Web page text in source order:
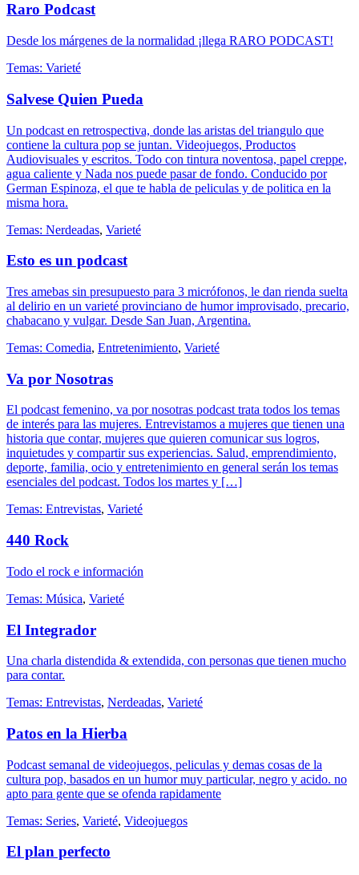
Raro Podcast
Desde los márgenes de la normalidad ¡llega RARO PODCAST!
Temas: Varieté
Salvese Quien Pueda
Un podcast en retrospectiva, donde las aristas del triangulo que
contiene la cultura pop se juntan. Videojuegos, Productos
Audiovisuales y escritos. Todo con tintura noventosa, papel creppe,
agua caliente y Nada nos puede pasar de fondo. Conducido por
German Espinoza, el que te habla de peliculas y de politica en la
misma hora.
Temas: Nerdeadas, Varieté
Esto es un podcast
Tres amebas sin presupuesto para 3 micrófonos, le dan rienda suelta
al delirio en un varieté provinciano de humor improvisado, precario,
chabacano y vulgar. Desde San Juan, Argentina.
Temas: Comedia, Entretenimiento, Varieté
Va por Nosotras
El podcast femenino, va por nosotras podcast trata todos los temas
de interés para las mujeres. Entrevistamos a mujeres que tienen una
historia que contar, mujeres que quieren comunicar sus logros,
inquietudes y compartir sus experiencias. Salud, emprendimiento,
deporte, familia, ocio y entretenimiento en general serán los temas
esenciales del podcast. Todos los martes y […]
Temas: Entrevistas, Varieté
440 Rock
Todo el rock e información
Temas: Música, Varieté
El Integrador
Una charla distendida & extendida, con personas que tienen mucho
para contar.
Temas: Entrevistas, Nerdeadas, Varieté
Patos en la Hierba
Podcast semanal de videojuegos, peliculas y demas cosas de la
cultura pop, basados en un humor muy particular, negro y acido. no
apto para gente que se ofenda rapidamente
Temas: Series, Varieté, Videojuegos
El plan perfecto